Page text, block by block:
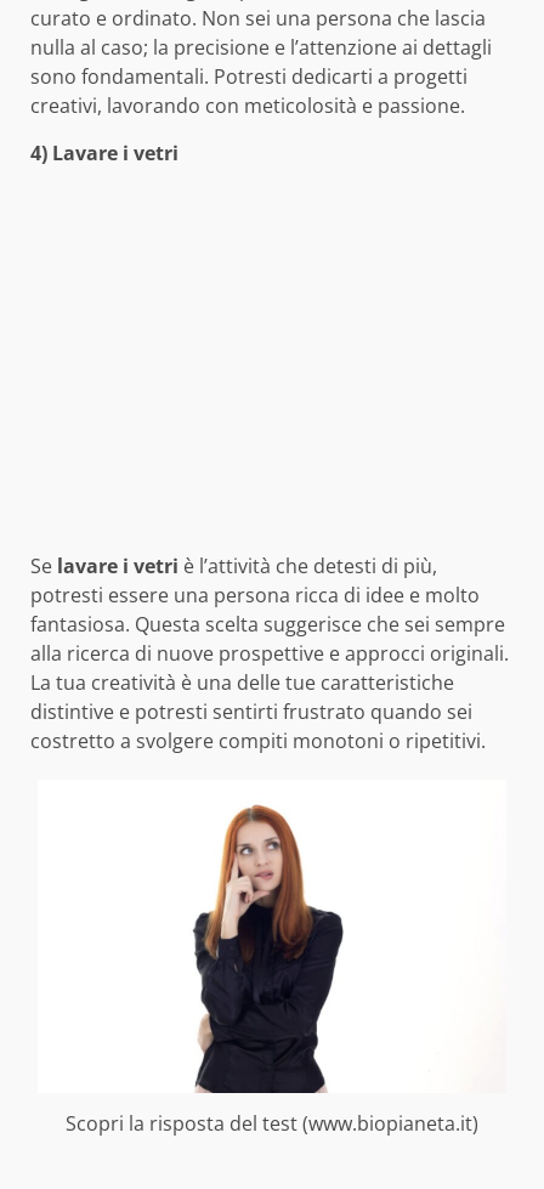
curato e ordinato. Non sei una persona che lascia
nulla al caso; la precisione e l’attenzione ai dettagli
sono fondamentali. Potresti dedicarti a progetti
creativi, lavorando con meticolosità e passione.
4) Lavare i vetri
Se lavare i vetri è l’attività che detesti di più,
potresti essere una persona ricca di idee e molto
fantasiosa. Questa scelta suggerisce che sei sempre
alla ricerca di nuove prospettive e approcci originali.
La tua creatività è una delle tue caratteristiche
distintive e potresti sentirti frustrato quando sei
costretto a svolgere compiti monotoni o ripetitivi.
Scopri la risposta del test (www.biopianeta.it)